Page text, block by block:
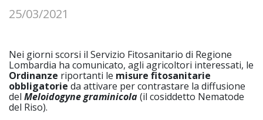
25/03/2021
Nei giorni scorsi il Servizio Fitosanitario di Regione
Lombardia ha comunicato, agli agricoltori interessati, le
Ordinanze riportanti le misure fitosanitarie
obbligatorie da attivare per contrastare la diffusione
del Meloidogyne graminicola(il cosiddetto Nematode
del Riso).